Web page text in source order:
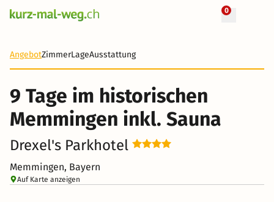
0
AngebotZimmerLageAusstattung
9 Tage im historischen
Memmingen inkl. Sauna
Drexel's Parkhotel
Memmingen, Bayern
Auf Karte anzeigen